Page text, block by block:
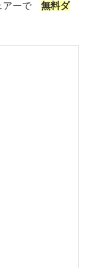
アーで 無料ダ